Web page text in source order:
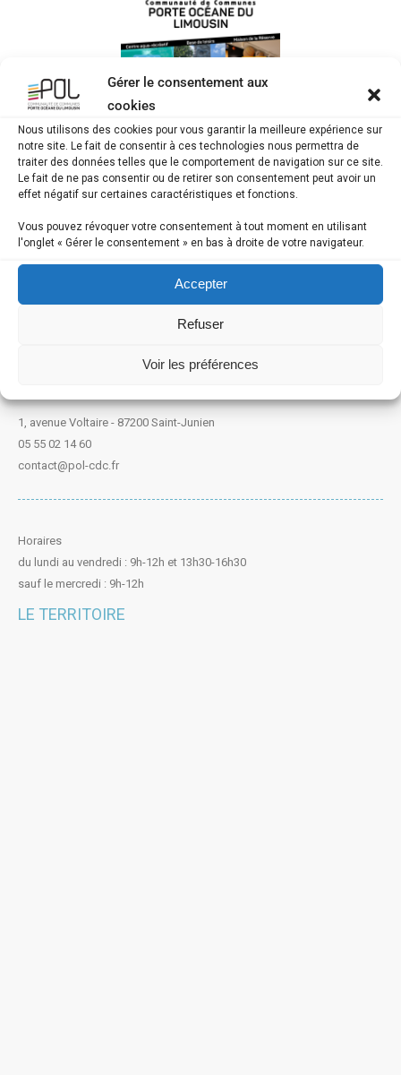
Gérer le consentement aux
cookies
Nous utilisons des cookies pour vous garantir la meilleure expérience sur
notre site. Le fait de consentir à ces technologies nous permettra de
traiter des données telles que le comportement de navigation sur ce site.
Le fait de ne pas consentir ou de retirer son consentement peut avoir un
effet négatif sur certaines caractéristiques et fonctions.
Vous pouvez révoquer votre consentement à tout moment en utilisant
l'onglet « Gérer le consentement » en bas à droite de votre navigateur.
Accepter
Refuser
Voir les préférences
Partager :
Facebook X
PORTE OCEANE DU LIMOUSIN
1, avenue Voltaire - 87200 Saint-Junien
05 55 02 14 60
contact@pol-cdc.fr
Horaires
du lundi au vendredi : 9h-12h et 13h30-16h30
sauf le mercredi : 9h-12h
LE TERRITOIRE